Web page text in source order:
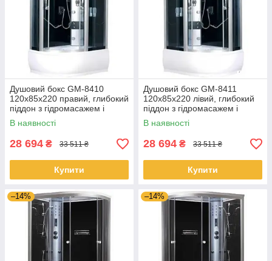
Душовий бокс GM-8410
120x85x220 правий, глибокий
піддон з гідромасажем і
електронікою
В наявності
28 694 ₴ 33 511 ₴
Купити
Душовий бокс GM-8411
120x85x220 лівий, глибокий
піддон з гідромасажем і
електронікою
В наявності
28 694 ₴ 33 511 ₴
Купити
–14% –14%